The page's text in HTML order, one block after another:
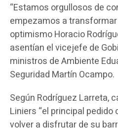
“Estamos orgullosos de
empezamos a transformar
optimismo Horacio
asentían el vicejefe de
ministros de Ambiente
Seguridad Martín Ocampo.
Según Rodríguez Larreta,
Liniers “el principal
volver a disfrutar de su